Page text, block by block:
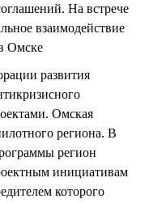
На встрече
взаимодействие
Омске
развития
Омская
региона. В
регион
инициативам
которого